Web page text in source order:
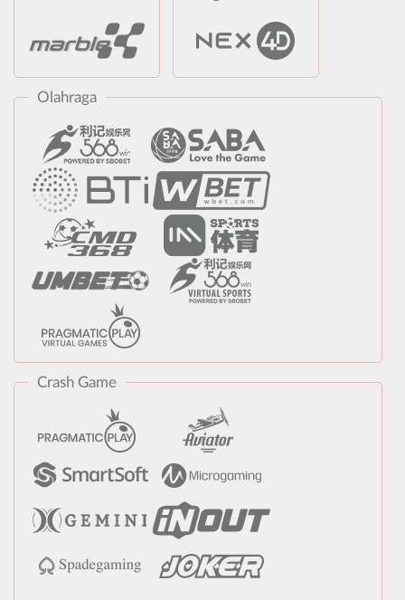
Olahraga
Crash Game